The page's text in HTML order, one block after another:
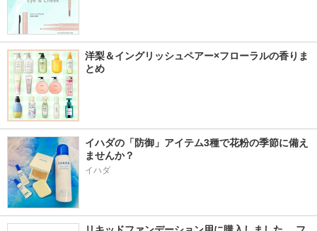
洋梨＆イングリッシュペアー×フローラルの香りま
とめ
イハダの「防御」アイテム3種で花粉の季節に備え
ませんか？
イハダ